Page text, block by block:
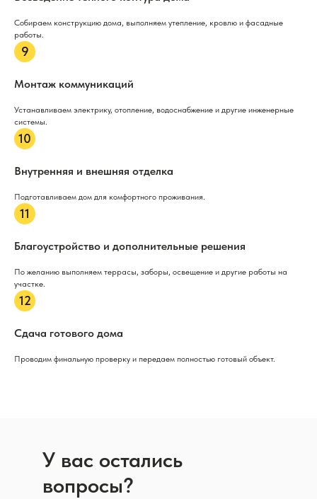
Собираем конструкцию дома, выполняем утепление, кровлю и фасадные
работы.
Монтаж коммуникаций
Устанавливаем электрику, отопление, водоснабжение и другие инженерные
системы.
Внутренняя и внешняя отделка
Подготавливаем дом для комфортного проживания.
Благоустройство и дополнительные решения
По желанию выполняем террасы, заборы, освещение и другие работы на
участке.
Сдача готового дома
Проводим финальную проверку и передаем полностью готовый объект.
У вас остались
вопросы?